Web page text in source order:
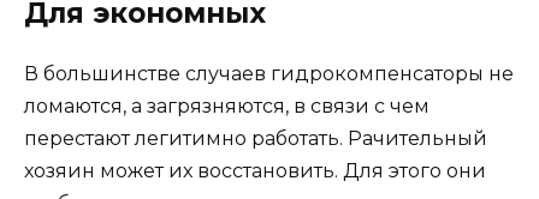
Для экономных
В большинстве случаев гидрокомпенсаторы не
ломаются, а загрязняются, в связи с чем
перестают легитимно работать. Рачительный
хозяин может их восстановить. Для этого они